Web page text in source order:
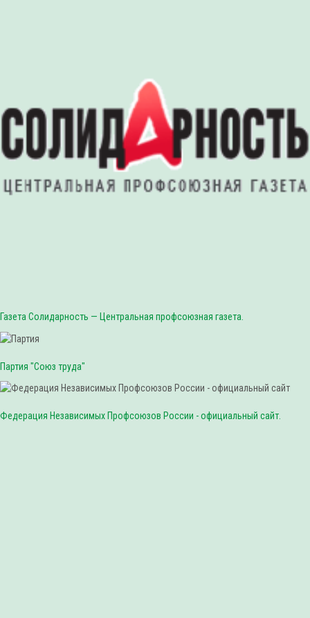
Газета Солидарность — Центральная профсоюзная газета.
Партия "Союз труда"
Федерация Независимых Профсоюзов России - официальный сайт.